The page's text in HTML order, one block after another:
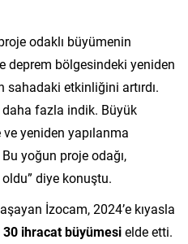
odaklı büyümenin
deprem bölgesindeki yeniden
sahadaki etkinliğini artırdı.
daha fazla indik. Büyük
yeniden yapılanma
yoğun proje odağı,
diye konuştu.
İzocam, 2024’e kıyasla
30 ihracat büyümesielde etti.